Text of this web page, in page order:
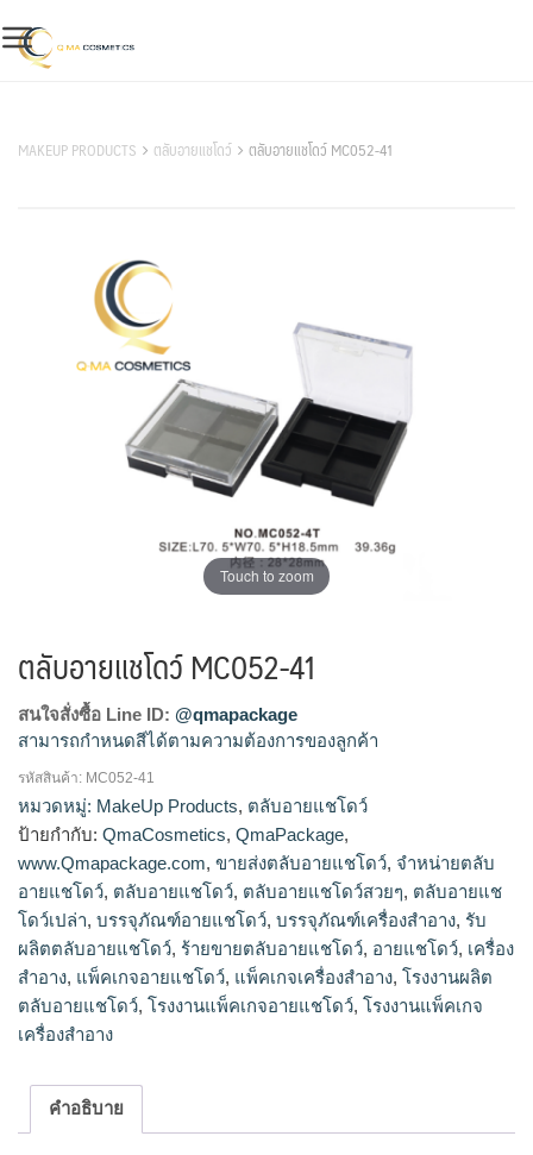
to
content
MAKEUP PRODUCTS ตลับอายแชโดว์ ตลับอายแชโดว์ MC052-41
Touch to zoom
ตลับอายแชโดว์ MC052-41
สนใจสั่งซื้อ Line ID: @qmapackage
สามารถกำหนดสีได้ตามความต้องการของลูกค้า
โรงงานผลิตตลับอายแชโดว์,รับผลิตตลับอายแชโดว์,ขายส่งตลับ
อายแชโดว์,จำหน่ายตลับอายแชโดว์,ร้ายขายตลับอายแช
โดว์,ตลับอายแชโดว์สวยๆ,ตลับอายแชโดว์เปล่า
รหัสสินค้า: MC052-41
หมวดหมู่: MakeUp Products, ตลับอายแชโดว์
ป้ายกำกับ: QmaCosmetics, QmaPackage,
www.Qmapackage.com, ขายส่งตลับอายแชโดว์, จำหน่ายตลับ
อายแชโดว์, ตลับอายแชโดว์, ตลับอายแชโดว์สวยๆ, ตลับอายแช
โดว์เปล่า, บรรจุภัณฑ์อายแชโดว์, บรรจุภัณฑ์เครื่องสำอาง, รับ
ผลิตตลับอายแชโดว์, ร้ายขายตลับอายแชโดว์, อายแชโดว์, เครื่อง
สำอาง, แพ็คเกจอายแชโดว์, แพ็คเกจเครื่องสำอาง, โรงงานผลิต
ตลับอายแชโดว์, โรงงานแพ็คเกจอายแชโดว์, โรงงานแพ็คเกจ
เครื่องสำอาง
คำอธิบาย